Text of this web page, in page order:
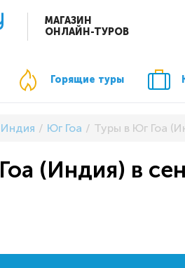
МАГАЗИН
ОНЛАЙН-ТУРОВ
Горящие туры
Индия Юг Гоа Туры в Юг Гоа
(Индия) в